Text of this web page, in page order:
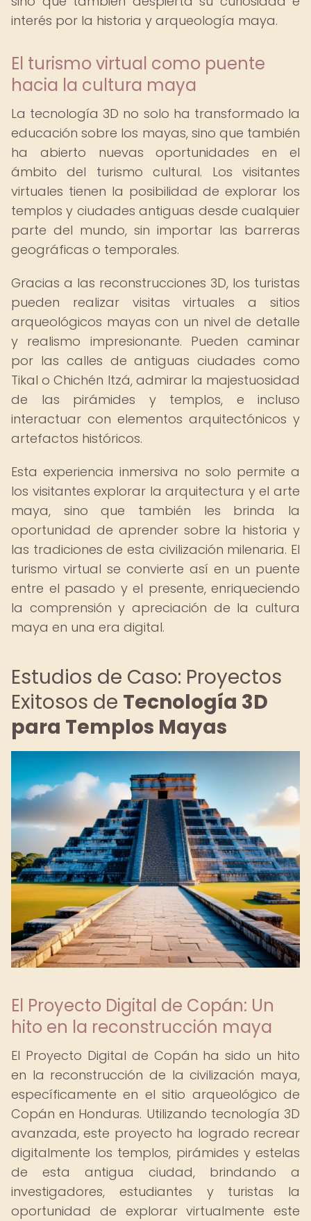
interés por la historia y arqueología maya.
El turismo virtual como puente
hacia la cultura maya
La tecnología 3D no solo ha transformado la
educación sobre los mayas, sino que también
ha abierto nuevas oportunidades en el
ámbito del turismo cultural. Los visitantes
virtuales tienen la posibilidad de explorar los
templos y ciudades antiguas desde cualquier
parte del mundo, sin importar las barreras
geográficas o temporales.
Gracias a las reconstrucciones 3D, los turistas
pueden realizar visitas virtuales a sitios
arqueológicos mayas con un nivel de detalle
y realismo impresionante. Pueden caminar
por las calles de antiguas ciudades como
Tikal o Chichén Itzá, admirar la majestuosidad
de las pirámides y templos, e incluso
interactuar con elementos arquitectónicos y
artefactos históricos.
Esta experiencia inmersiva no solo permite a
los visitantes explorar la arquitectura y el arte
maya, sino que también les brinda la
oportunidad de aprender sobre la historia y
las tradiciones de esta civilización milenaria. El
turismo virtual se convierte así en un puente
entre el pasado y el presente, enriqueciendo
la comprensión y apreciación de la cultura
maya en una era digital.
Estudios de Caso: Proyectos
Exitosos de Tecnología 3D
para Templos Mayas
El Proyecto Digital de Copán: Un
hito en la reconstrucción maya
El Proyecto Digital de Copán ha sido un hito
en la reconstrucción de la civilización maya,
específicamente en el sitio arqueológico de
Copán en Honduras. Utilizando tecnología 3D
avanzada, este proyecto ha logrado recrear
digitalmente los templos, pirámides y estelas
de esta antigua ciudad, brindando a
investigadores, estudiantes y turistas la
oportunidad de explorar virtualmente este